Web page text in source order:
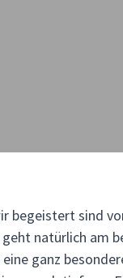
begeistert sind
natürlich am
ganz